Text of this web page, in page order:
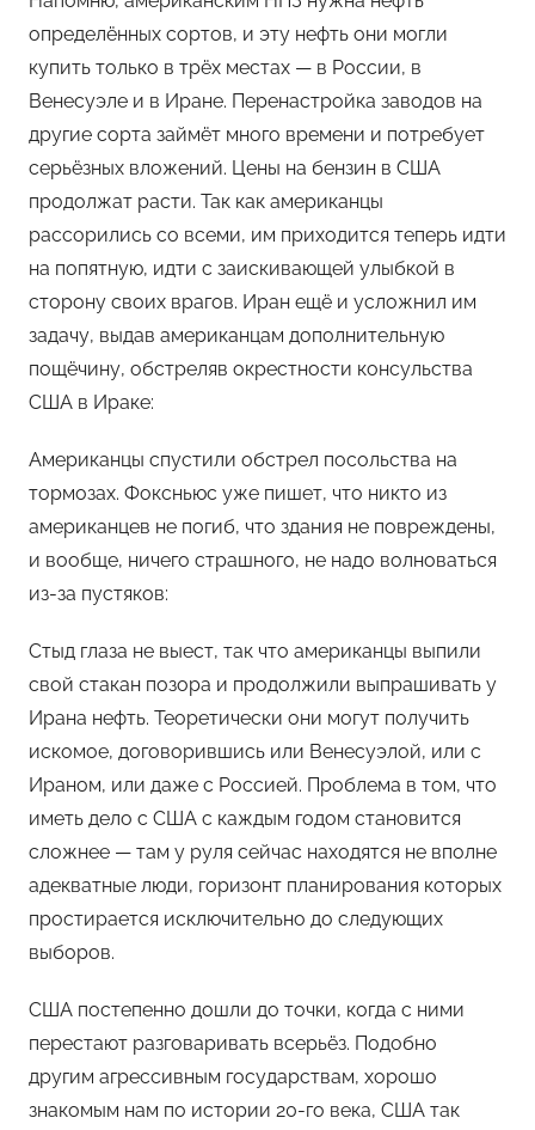
определённых сортов, и эту нефть они могли
купить только в трёх местах — в России, в
Венесуэле и в Иране. Перенастройка заводов на
другие сорта займёт много времени и потребует
серьёзных вложений. Цены на бензин в США
продолжат расти. Так как американцы
рассорились со всеми, им приходится теперь идти
на попятную, идти с заискивающей улыбкой в
сторону своих врагов. Иран ещё и усложнил им
задачу, выдав американцам дополнительную
пощёчину, обстреляв окрестности консульства
США в Ираке:
Американцы спустили обстрел посольства на
тормозах. Фоксньюс уже пишет, что никто из
американцев не погиб, что здания не повреждены,
и вообще, ничего страшного, не надо волноваться
из-за пустяков:
Стыд глаза не выест, так что американцы выпили
свой стакан позора и продолжили выпрашивать у
Ирана нефть. Теоретически они могут получить
искомое, договорившись или Венесуэлой, или с
Ираном, или даже с Россией. Проблема в том, что
иметь дело с США с каждым годом становится
сложнее — там у руля сейчас находятся не вполне
адекватные люди, горизонт планирования которых
простирается исключительно до следующих
выборов.
США постепенно дошли до точки, когда с ними
перестают разговаривать всерьёз. Подобно
другим агрессивным государствам, хорошо
знакомым нам по истории 20-го века, США так